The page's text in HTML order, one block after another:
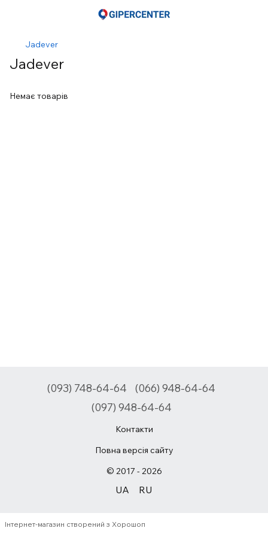
Jadever
Jadever
Немає товарів
(093) 748-64-64
(066) 948-64-64
(097) 948-64-64
Контакти
Повна версія сайту
© 2017 - 2026
UA RU
Інтернет-магазин створений з Хорошоп